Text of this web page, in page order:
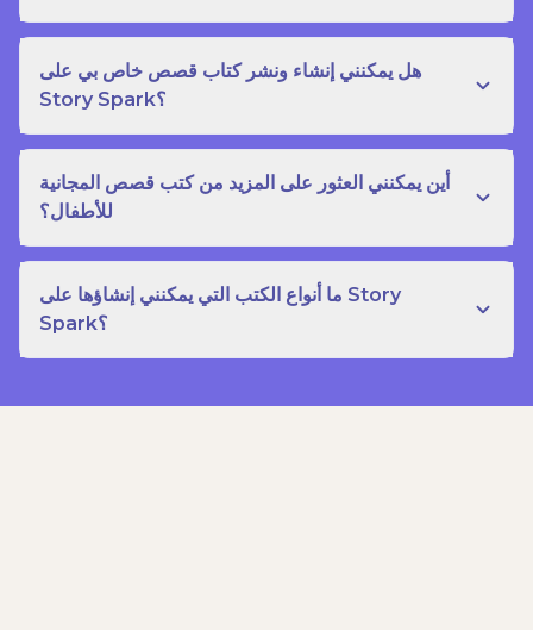
هل يمكنني إنشاء ونشر كتاب قصص خاص بي على
Story Spark؟
أين يمكنني العثور على المزيد من كتب قصص المجانية
للأطفال؟
ما أنواع الكتب التي يمكنني إنشاؤها على Story
Spark؟